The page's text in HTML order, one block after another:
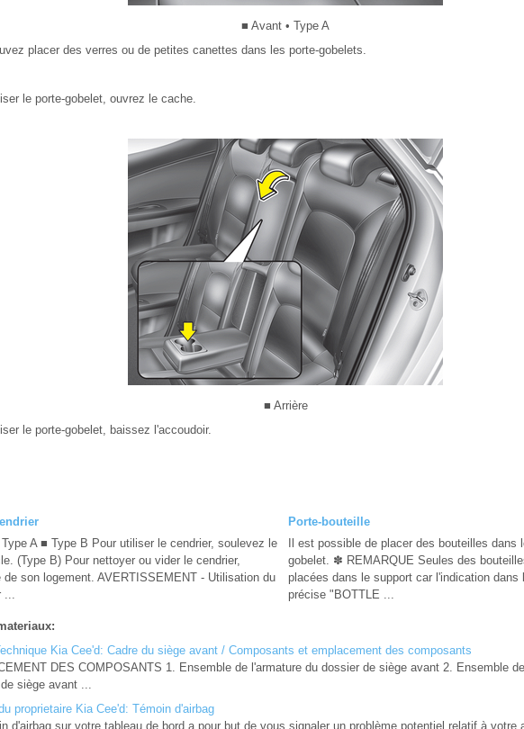
■ Avant • Type A
placer des verres ou de petites canettes dans les porte-gobelets.
le porte-gobelet, ouvrez le cache.
■ Arrière
le porte-gobelet, baissez l'accoudoir.
A ■ Type B Pour utiliser le cendrier, soulevez le
(Type B) Pour nettoyer ou vider le cendrier,
de son logement. AVERTISSEMENT - Utilisation du
...
Porte-bouteille
Il est possible de placer des bouteilles dans
gobelet. ✽ REMARQUE Seules des
placées dans le support car l'indication dans
précise "BOTTLE ...
Kia Cee'd: Cadre du siège avant / Composants et emplacement des composants
DES COMPOSANTS 1. Ensemble de l'armature du dossier de siège avant 2. Ensemble
siège avant ...
proprietaire Kia Cee'd: Témoin d'airbag
d'airbag sur votre tableau de bord a pour but de vous signaler un problème potentiel relatif à votre